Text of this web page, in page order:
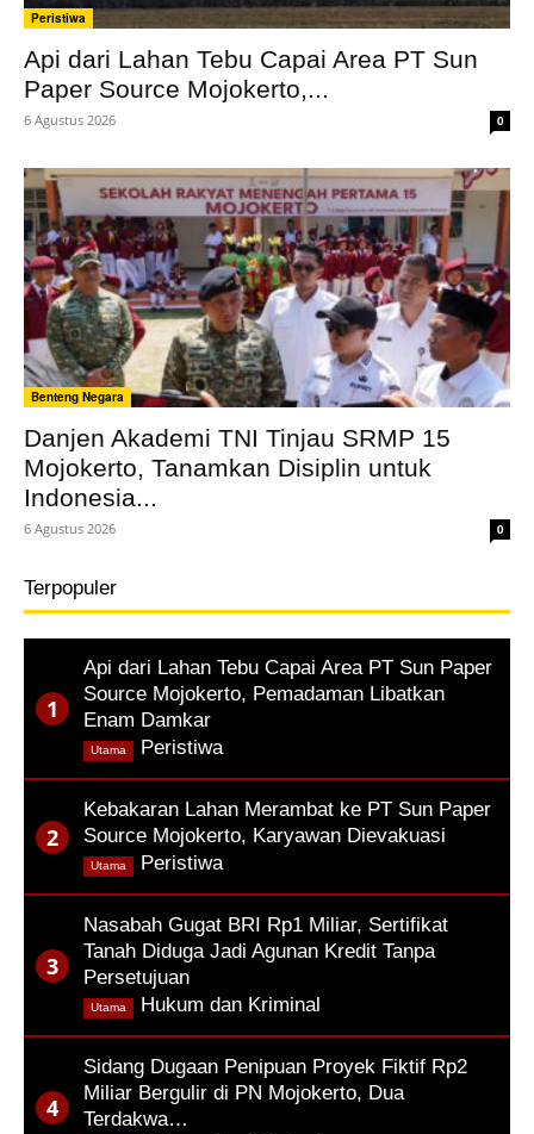
Peristiwa
Api dari Lahan Tebu Capai Area PT Sun
Paper Source Mojokerto,...
6 Agustus 2026 0
Benteng Negara
Danjen Akademi TNI Tinjau SRMP 15
Mojokerto, Tanamkan Disiplin untuk
Indonesia...
6 Agustus 2026 0
Terpopuler
Api dari Lahan Tebu Capai Area PT Sun Paper
Source Mojokerto, Pemadaman Libatkan
Enam Damkar
Peristiwa,
Utama
Kebakaran Lahan Merambat ke PT Sun Paper
Source Mojokerto, Karyawan Dievakuasi
Peristiwa,
Utama
Nasabah Gugat BRI Rp1 Miliar, Sertifikat
Tanah Diduga Jadi Agunan Kredit Tanpa
Persetujuan
Hukum dan Kriminal
Utama
Sidang Dugaan Penipuan Proyek Fiktif Rp2
Miliar Bergulir di PN Mojokerto, Dua
Terdakwa…